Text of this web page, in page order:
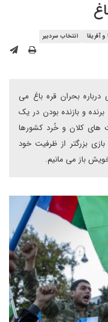
آفریقا انتخاب سردبیر
بحران قره باغ می
و بازنده بودن در یک
های کلان و خُرد کشورها
بزرگتر از ظرفیت خود
باز می مانیم.